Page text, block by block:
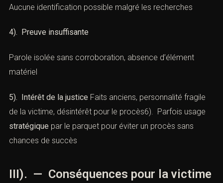
3). Auteur inconnu ou introuvable
Aucune identification possible malgré les recherches
4). Preuve insuffisante
matériel
5). Intérêt de la justice Faits anciens, personnalité fragile
de la victime, désintérêt pour le procès6). Parfois usage
chances de succès